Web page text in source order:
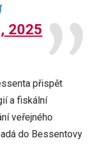
2025
přispět
a fiskální
veřejného
do Bessentovy